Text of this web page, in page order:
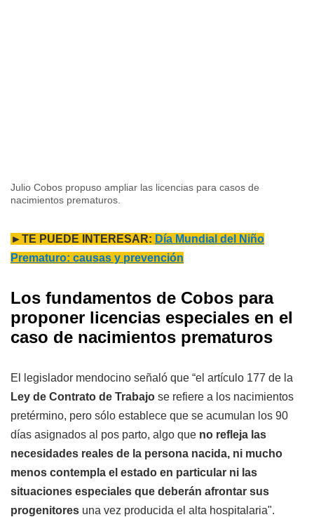
Julio Cobos propuso ampliar las licencias para casos de
nacimientos prematuros.
►TE PUEDE INTERESAR: Día Mundial del Niño
Prematuro: causas y prevención
Los fundamentos de Cobos para
proponer licencias especiales en el
caso de nacimientos prematuros
El legislador mendocino señaló que “el artículo 177 de la
Ley de Contrato de Trabajo se refiere a los nacimientos
pretérmino, pero sólo establece que se acumulan los 90
días asignados al pos parto, algo que no refleja las
necesidades reales de la persona nacida, ni mucho
menos contempla el estado en particular ni las
situaciones especiales que deberán afrontar sus
progenitores una vez producida el alta hospitalaria".